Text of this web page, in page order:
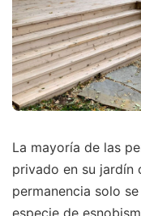
La mayoría de las
privado en su jardín
permanencia solo
especie de